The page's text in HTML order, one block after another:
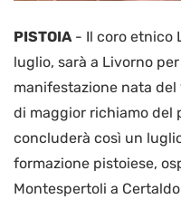
PISTOIA- Il coro etnico
luglio, sarà a Livorno
manifestazione nata
di maggior richiamo del
concluderà così un
formazione pistoiese,
Montespertoli a